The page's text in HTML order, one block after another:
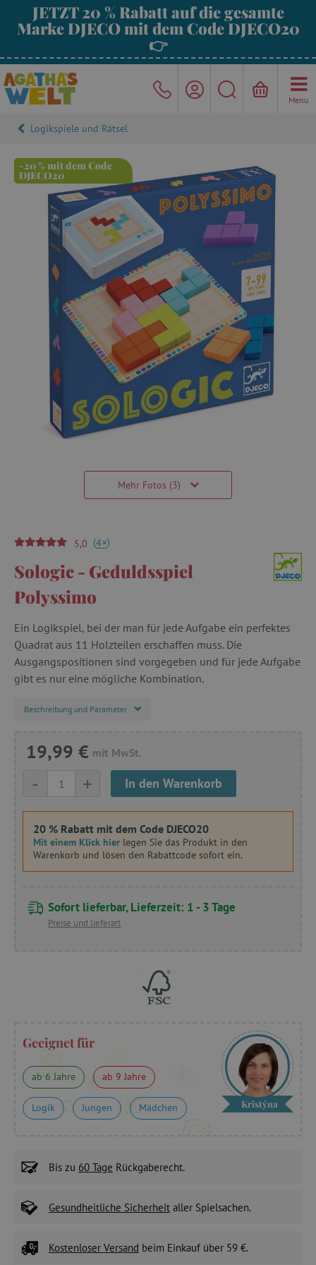
JETZT 20 % Rabatt auf die gesamte
Marke DJECO mit dem Code DJECO20
👉
Menu
Logikspiele und Rätsel
-20 % mit dem Code
DJECO20
Mehr Fotos (3)
5,0 (4+)
Sologic - Geduldsspiel
Polyssimo
Ein Logikspiel, bei der man für jede Aufgabe ein perfektes
Quadrat aus 11 Holzteilen erschaffen muss. Die
Ausgangspositionen sind vorgegeben und für jede Aufgabe
gibt es nur eine mögliche Kombination.
Beschreibung und Parameter
19,99 € mit MwSt.
+
- In den Warenkorb
20 % Rabatt mit dem Code DJECO20
Mit einem Klick hier legen Sie das Produkt in den
Warenkorb und lösen den Rabattcode sofort ein.
Sofort lieferbar, Lieferzeit: 1 - 3 Tage
Preise und lieferart
Geeignet für
ab 6 Jahre ab 9 Jahre
Logik Jungen Mädchen Kristýna
Bis zu 60 Tage Rückgaberecht.
Gesundheitliche Sicherheit aller Spielsachen.
Kostenloser Versand beim Einkauf über 59 €.